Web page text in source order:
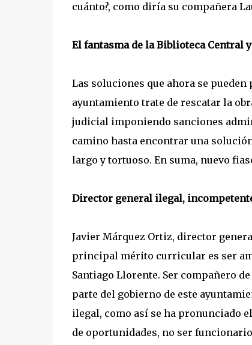
cuánto?, como diría su compañera
El fantasma de la Biblioteca Central
Las soluciones que ahora se
ayuntamiento trate de rescatar la
judicial imponiendo sanciones
camino hasta encontrar una
largo y tortuoso. En suma, nuevo
Director general ilegal,
Javier Márquez Ortiz, director
principal mérito curricular es ser
Santiago Llorente. Ser compañero
parte del gobierno de este
ilegal, como así se ha pronunciado
de oportunidades, no ser